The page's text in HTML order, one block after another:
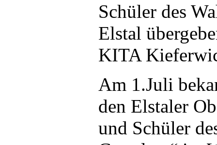
Schüler des
Elstal
KITA
Am 1.Juli
den Elstaler
und Schüler